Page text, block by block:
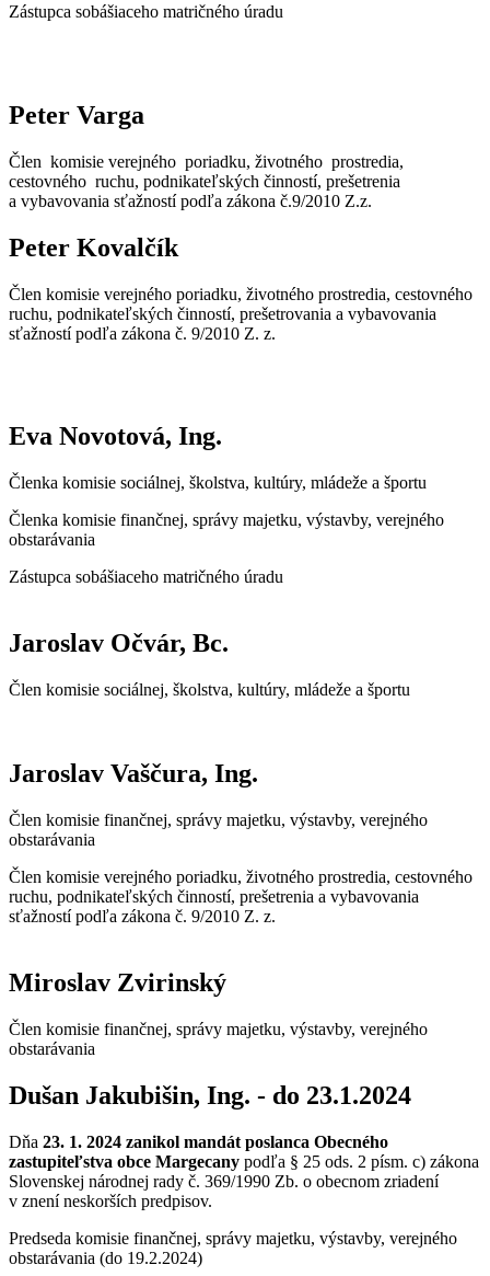
Zástupca sobášiaceho matričného úradu
Peter Varga
Člen komisie verejného poriadku, životného prostredia,
cestovného ruchu, podnikateľských činností, prešetrenia
a vybavovania sťažností podľa zákona č.9/2010 Z.z.
Peter Kovalčík
Člen komisie verejného poriadku, životného prostredia, cestovného
ruchu, podnikateľských činností, prešetrovania a vybavovania
sťažností podľa zákona č. 9/2010 Z. z.
Eva Novotová, Ing.
Členka komisie sociálnej, školstva, kultúry, mládeže a športu
Členka komisie finančnej, správy majetku, výstavby, verejného
obstarávania
Zástupca sobášiaceho matričného úradu
Jaroslav Očvár, Bc.
Člen komisie sociálnej, školstva, kultúry, mládeže a športu
Jaroslav Vaščura, Ing.
Člen komisie finančnej, správy majetku, výstavby, verejného
obstarávania
Člen komisie verejného poriadku, životného prostredia, cestovného
ruchu, podnikateľských činností, prešetrenia a vybavovania
sťažností podľa zákona č. 9/2010 Z. z.
Miroslav Zvirinský
Člen komisie finančnej, správy majetku, výstavby, verejného
obstarávania
Dušan Jakubišin, Ing. - do 23.1.2024
Dňa 23. 1. 2024 zanikol mandát poslanca Obecného
zastupiteľstva obce Margecany podľa § 25 ods. 2 písm. c) zákona
Slovenskej národnej rady č. 369/1990 Zb. o obecnom zriadení
v znení neskorších predpisov.
Predseda komisie finančnej, správy majetku, výstavby, verejného
obstarávania (do 19.2.2024)